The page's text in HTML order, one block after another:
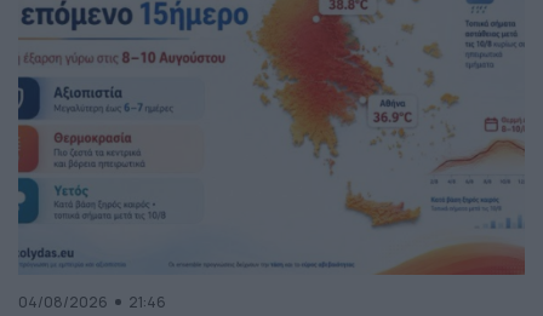
04/08/2026 21:46